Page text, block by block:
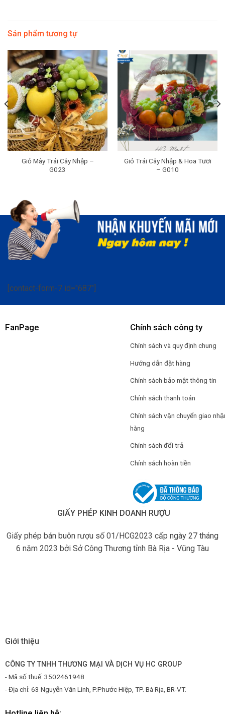
Sản phẩm tương tự
Giỏ Mây Trái Cây Nhập –
G023
Giỏ Trái Cây Nhập & Hoa Tươi
– G010
[contact-form-7 id="687"]
FanPage Chính sách công ty
Chính sách và quy định chung
Hướng dẫn đặt hàng
Chính sách bảo mật thông tin
Chính sách thanh toán
Chính sách vận chuyển giao
hàng
Chính sách đổi trả
Chính sách hoàn tiền
GIẤY PHÉP KINH DOANH RƯỢU
Giấy phép bán buôn rượu số 01/HCG2023 cấp ngày 27 tháng
6 năm 2023 bởi Sở Công Thương tỉnh Bà Rịa - Vũng Tàu
Giới thiệu
CÔNG TY TNHH THƯƠNG MẠI VÀ DỊCH VỤ HC GROUP
- Mã số thuế: 3502461948
- Địa chỉ: 63 Nguyễn Văn Linh, P.Phước Hiệp, TP. Bà Rịa, BR-VT.